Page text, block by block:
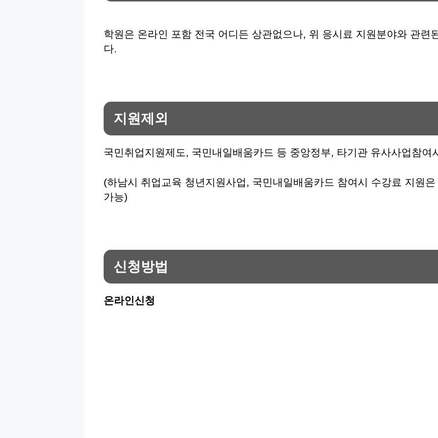
학원은 온라인 포함 전국 어디든 상관없으나, 위 응시료 지원분야와 관련
다.
지원제외
국민취업지원제도, 국민내일배움카드 등 중앙정부, 타기관 유사사업참여
(하남시 취업교육 청년지원사업, 국민내일배움카드 참여시 수강료 지원
가능)
신청방법
온라인신청